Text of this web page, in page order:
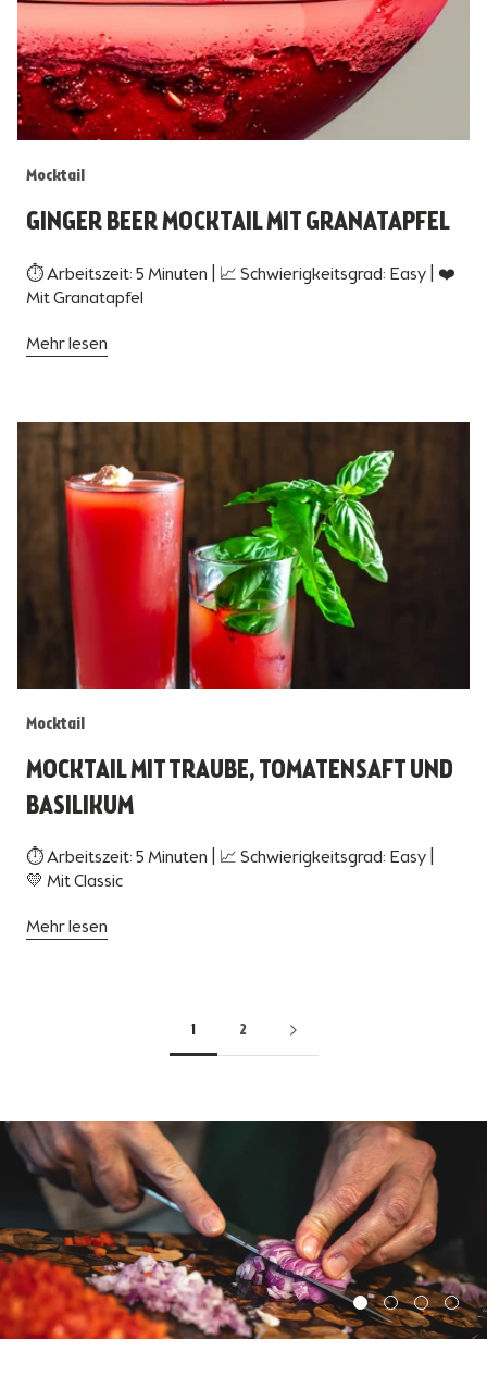
Mocktail
GINGER BEER MOCKTAIL MIT GRANATAPFEL
⏱ Arbeitszeit: 5 Minuten | 📈 Schwierigkeitsgrad: Easy | ❤️
Mit Granatapfel
Mehr lesen
Mocktail
MOCKTAIL MIT TRAUBE, TOMATENSAFT UND
BASILIKUM
⏱ Arbeitszeit: 5 Minuten | 📈 Schwierigkeitsgrad: Easy |
💛 Mit Classic
Mehr lesen
1 2